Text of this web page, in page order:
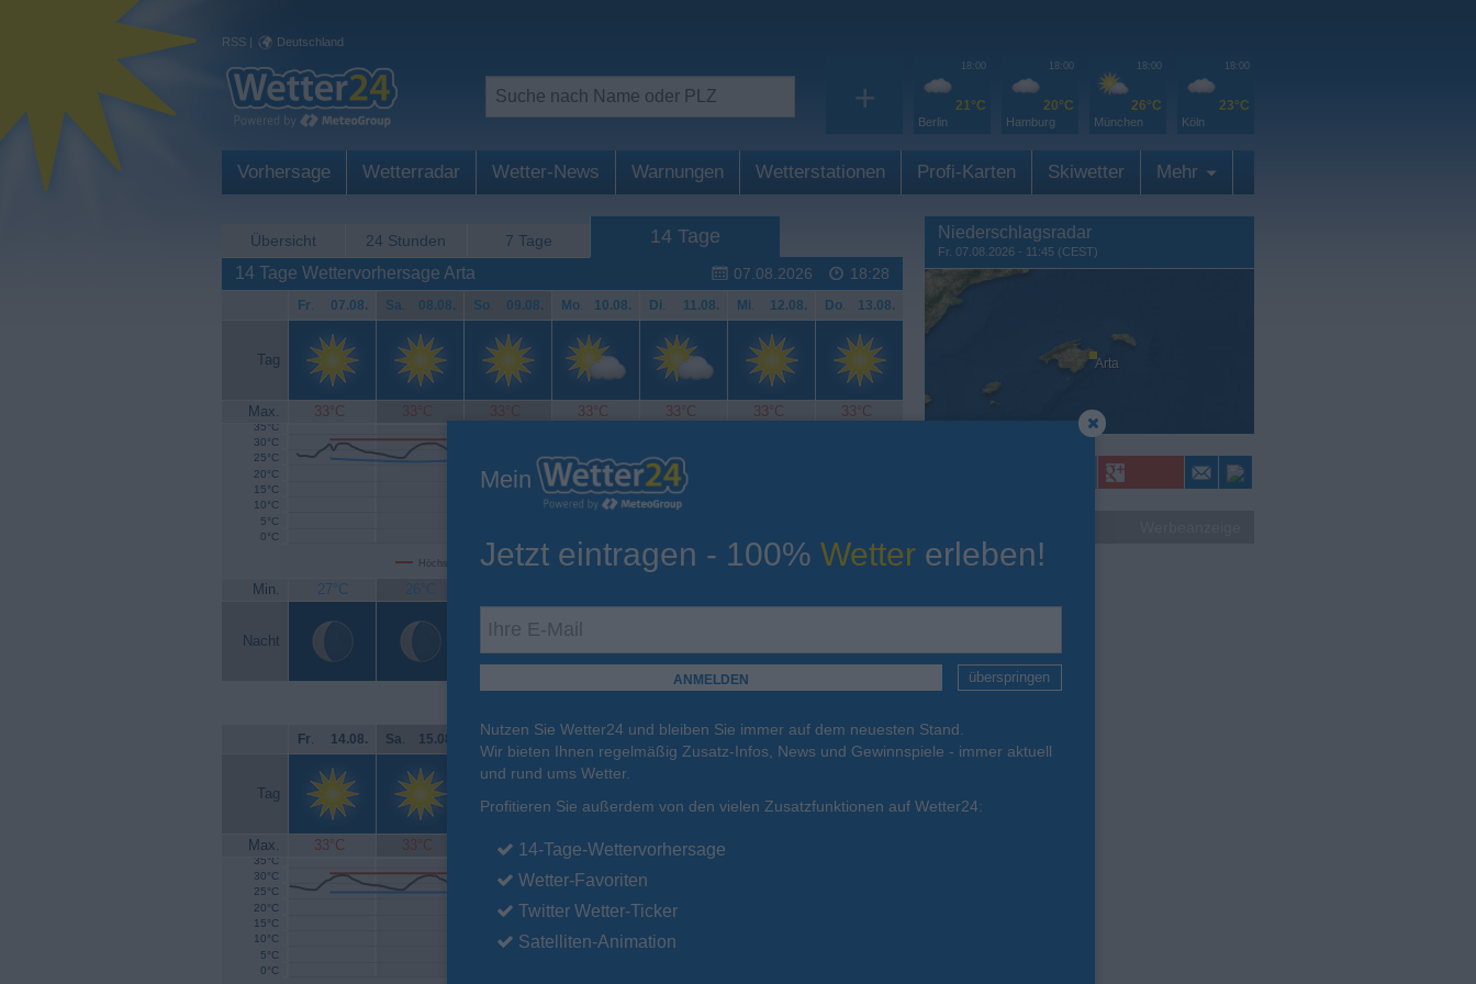
RSS | Deutschland
+
18:00
21°C
Berlin
18:00
20°C
Hamburg
18:00
26°C
München
18:00
23°C
Köln
Vorhersage Wetterradar Wetter-News Warnungen Wetterstationen Profi-Karten Skiwetter Mehr
Übersicht 24 Stunden 7 Tage 14 Tage
07.08.2026 18:28
14 Tage Wettervorhersage Arta
Fr. 07.08. Sa. 08.08. So. 09.08. Mo. 10.08. Di. 11.08. Mi. 12.08. Do. 13.08.
Tag
Max. 33°C 33°C 33°C 33°C 33°C 33°C 33°C
Höchsttemperatur Tiefsttemperatur Aktuelle Temperatur
0°C
5°C
10°C
15°C
20°C
25°C
30°C
35°C
Min. 27°C 26°C
Nacht
Fr. 14.08. Sa. 15.08. So. 16.08. Mo. 17.08. Di. 18.08. Mi. 19.08. Do. 20.08.
Tag
Max. 33°C 33°C 33°C 33°C 32°C
0°C
5°C
10°C
15°C
20°C
25°C
30°C
35°C
Niederschlagsradar
Fr. 07.08.2026 - 11:45 (CEST)
Arta
Mein
Jetzt eintragen - 100% Wetter erleben!
überspringen
Nutzen Sie Wetter24 und bleiben Sie immer auf dem neuesten Stand.
Wir bieten Ihnen regelmäßig Zusatz-Infos, News und Gewinnspiele - immer aktuell
und rund ums Wetter.
Profitieren Sie außerdem von den vielen Zusatzfunktionen auf Wetter24:
14-Tage-Wettervorhersage
Wetter-Favoriten
Twitter Wetter-Ticker
Satelliten-Animation